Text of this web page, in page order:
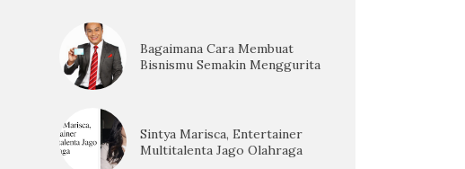
Bagaimana Cara Membuat
Bisnismu Semakin Menggurita
Sintya Marisca, Entertainer
Multitalenta Jago Olahraga